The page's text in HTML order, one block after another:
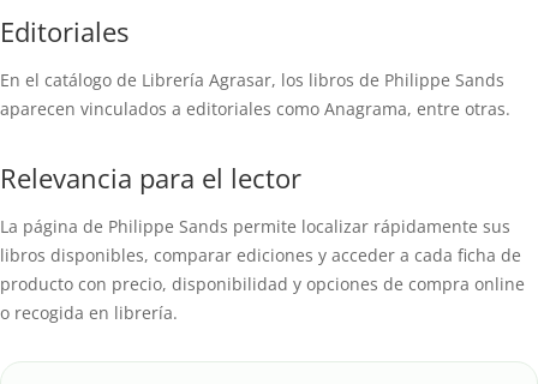
Editoriales
En el catálogo de Librería Agrasar, los libros de Philippe Sands
aparecen vinculados a editoriales como Anagrama, entre otras.
Relevancia para el lector
La página de Philippe Sands permite localizar rápidamente sus
libros disponibles, comparar ediciones y acceder a cada ficha de
producto con precio, disponibilidad y opciones de compra online
o recogida en librería.